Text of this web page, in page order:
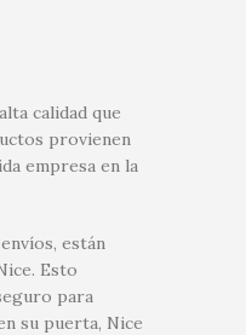
calidad que
provienen
empresa en la
están
Esto
para
su puerta, Nice